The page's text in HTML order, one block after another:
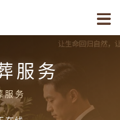
服务
服务